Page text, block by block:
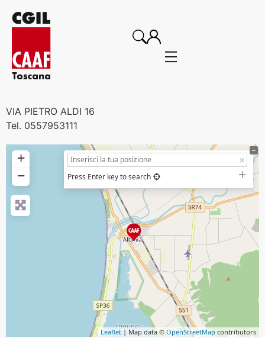
VIA PIETRO ALDI 16
Tel. 0557953111
+
−
Press Enter key to search
Leaflet| Map data © OpenStreetMap contributors